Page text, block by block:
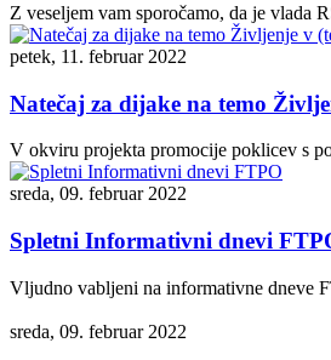
Z veseljem vam sporočamo, da je vlada
petek, 11. februar 2022
Natečaj za dijake na temo
V okviru projekta promocije poklicev s
sreda, 09. februar 2022
Spletni Informativni dnevi
Vljudno vabljeni na informativne dneve
sreda, 09. februar 2022